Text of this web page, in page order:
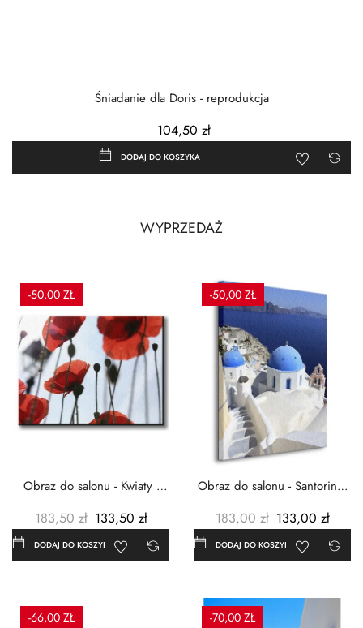
Śniadanie dla Doris - reprodukcja
104,50 zł
DODAJ DO KOSZYKA
WYPRZEDAŻ
-50,00 ZŁ
Obraz do salonu - Kwiaty -
183,50 zł 133,50 zł
DODAJ DO KOSZYKA
-50,00 ZŁ
Obraz do salonu - Santorini -
183,00 zł 133,00 zł
DODAJ DO KOSZYKA
-66,00 ZŁ
-70,00 ZŁ